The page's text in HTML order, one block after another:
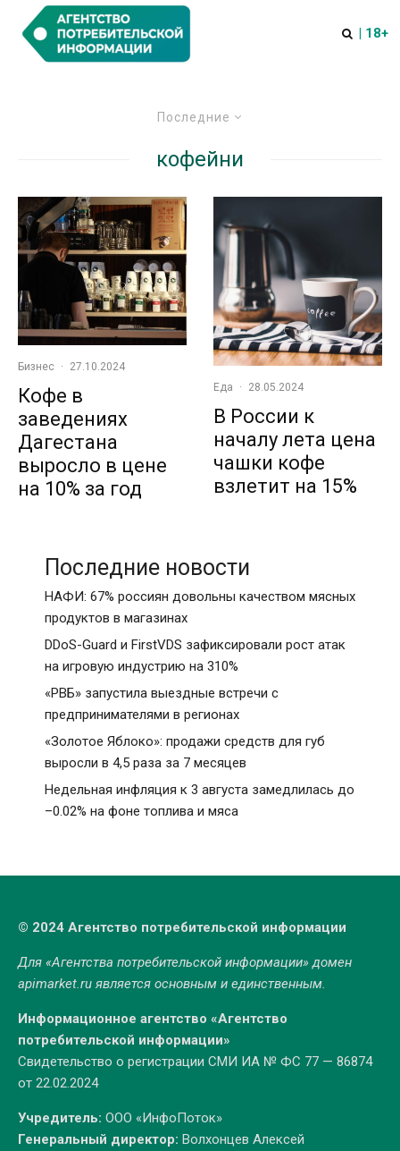
| 18+
Последние
кофейни
Бизнес · 27.10.2024
Кофе в
заведениях
Дагестана
выросло в цене
на 10% за год
Еда · 28.05.2024
В России к
началу лета цена
чашки кофе
взлетит на 15%
Последние новости
НАФИ: 67% россиян довольны качеством мясных
продуктов в магазинах
DDoS-Guard и FirstVDS зафиксировали рост атак
на игровую индустрию на 310%
«РВБ» запустила выездные встречи с
предпринимателями в регионах
«Золотое Яблоко»: продажи средств для губ
выросли в 4,5 раза за 7 месяцев
Недельная инфляция к 3 августа замедлилась до
–0.02% на фоне топлива и мяса
© 2024 Агентство потребительской информации
Для «Агентства потребительской информации» домен
apimarket.ruявляется основным и единственным.
Информационное агентство «Агентство
потребительской информации»
Свидетельство о регистрации СМИ ИА № ФС 77 — 86874
от 22.02.2024
Учредитель: ООО «ИнфоПоток»
Генеральный директор: Волхонцев Алексей